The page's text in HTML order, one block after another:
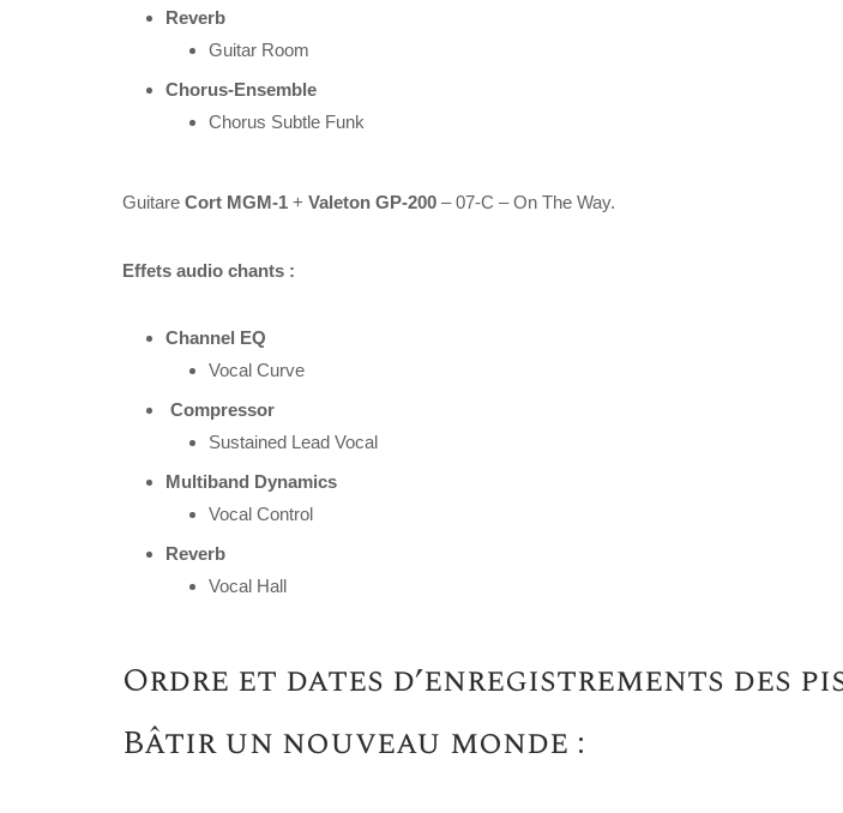
Reverb
Guitar Room
Chorus-Ensemble
Chorus Subtle Funk
Guitare Cort MGM-1 + Valeton GP-200 – 07-C – On The Way.
Effets audio chants :
Channel EQ
Vocal Curve
Compressor
Sustained Lead Vocal
Multiband Dynamics
Vocal Control
Reverb
Vocal Hall
Ordre et dates d’enregistrements des
Bâtir un nouveau monde :